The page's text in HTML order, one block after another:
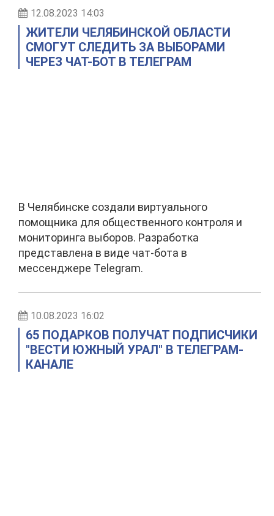
12.08.2023 14:03
ЖИТЕЛИ ЧЕЛЯБИНСКОЙ ОБЛАСТИ
СМОГУТ СЛЕДИТЬ ЗА ВЫБОРАМИ
ЧЕРЕЗ ЧАТ-БОТ В ТЕЛЕГРАМ
В Челябинске создали виртуального
помощника для общественного контроля и
мониторинга выборов. Разработка
представлена в виде чат-бота в
мессенджере Telegram.
10.08.2023 16:02
65 ПОДАРКОВ ПОЛУЧАТ ПОДПИСЧИКИ
"ВЕСТИ ЮЖНЫЙ УРАЛ" В ТЕЛЕГРАМ-
КАНАЛЕ